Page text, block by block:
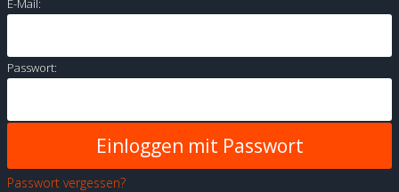
E-Mail:
Passwort:
Passwort vergessen?